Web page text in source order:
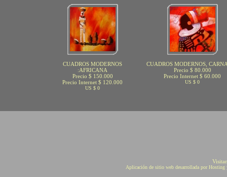
CUADROS MODERNOS
:AFRICANA
Precio $ 150.000
Precio Internet $ 120.000
US $ 0
CUADROS MODERNOS,
Precio $ 80.000
Precio Internet $ 60.000
US $ 0
Aplicación de sitio web desarrollada por